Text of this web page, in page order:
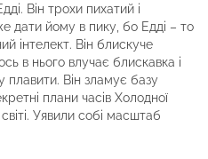
Він трохи пихатий і
дати йому в пику, бо Едді – то
інтелект. Він блискуче
в нього влучає блискавка і
Він зламує базу
плани часів Холодної
Уявили собі масштаб